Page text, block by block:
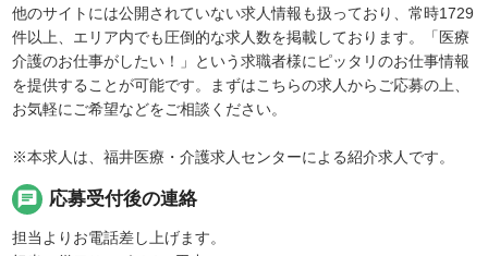
他のサイトには公開されていない求人情報も扱っており、常時1729
件以上、エリア内でも圧倒的な求人数を掲載しております。「医療
介護のお仕事がしたい！」という求職者様にピッタリのお仕事情報
を提供することが可能です。まずはこちらの求人からご応募の上、
お気軽にご希望などをご相談ください。
※本求人は、福井医療・介護求人センターによる紹介求人です。
chat 応募受付後の連絡
担当よりお電話差し上げます。